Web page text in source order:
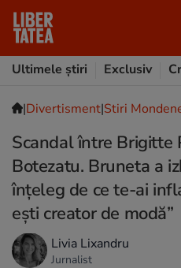
Ultimele știri
Exclusiv
|Divertisment|Stiri
Scandal între Brigitte
Botezatu. Bruneta a
înțeleg de ce te-ai
ești creator de modă”
Livia Lixandru
Jurnalist